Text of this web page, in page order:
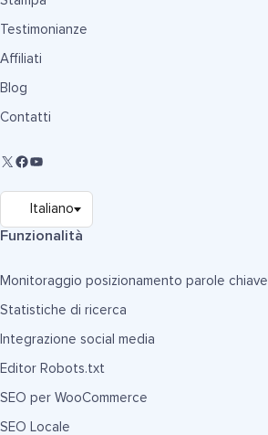
Testimonianze
Affiliati
Blog
Contatti
Funzionalità
Monitoraggio posizionamento parole chiave
Statistiche di ricerca
Integrazione social media
Editor Robots.txt
SEO per WooCommerce
SEO Locale